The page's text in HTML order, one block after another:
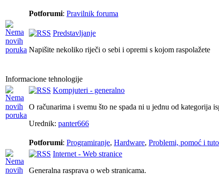
Potforumi: Pravilnik foruma
Predstavljanje
Napišite nekoliko riječi o sebi i opremi s kojom raspolažete
Informacione tehnologije
Kompjuteri - generalno
O računarima i svemu što ne spada ni u jednu od kategorija
Urednik: panter666
Potforumi: Programiranje, Hardware, Problemi, pomoć i
Internet - Web stranice
Generalna rasprava o web stranicama.